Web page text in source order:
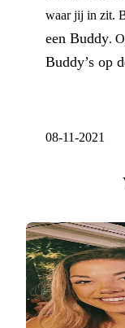
waar jij in zit.
een Buddy.
Buddy’s op
08-11-2021